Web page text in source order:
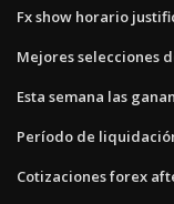
Fx show horario
Mejores selecciones
Esta semana las
Período de
Cotizaciones forex